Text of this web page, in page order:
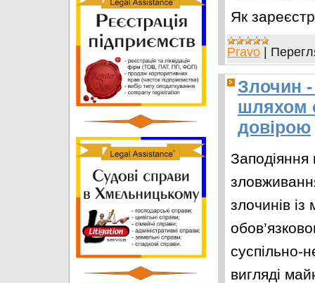
Як
Pravo |
Злочин
шляхом
довірою
злочинів
суспільно-
вигляді